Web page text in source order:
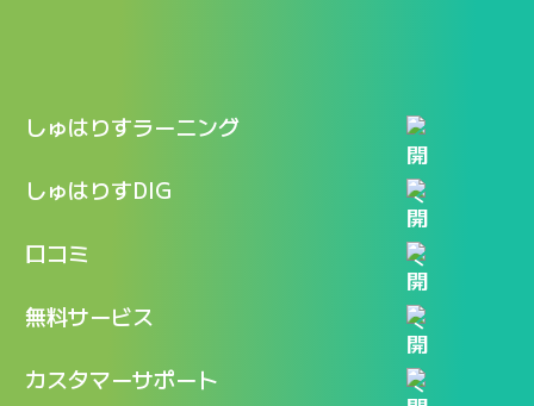
しゅはりすラーニング
特長
料金
新着情報
ログイン
しゅはりすDIG
記事一覧
口コミ
口コミ一覧
無料サービス
LINEで『Iパス ならし学習』
カスタマーサポート